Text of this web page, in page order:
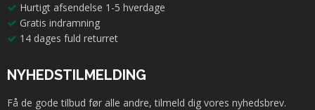
Hurtigt afsendelse 1-5 hverdage
Gratis indramning
14 dages fuld returret
NYHEDSTILMELDING
Få de gode tilbud før alle andre, tilmeld dig vores nyhedsbrev.